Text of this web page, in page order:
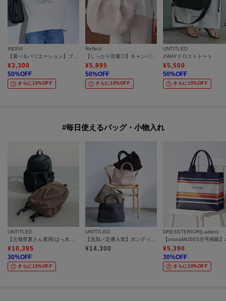
INDIVI
【選べるバリエーション】プリントTシャツ
¥3,300
50%OFF
さらに10%OFF
Reflect
【しっかり容量◎】キャンバス地ボーダートートバッグ
¥5,995
50%OFF
さらに10%OFF
UNTITLED
2WAYドロストトート
¥5,500
50%OFF
さらに15%OFF
#毎日使えるバッグ・小物入れ
UNTITLED
¥10,395
30%OFF
さらに15%OFF
UNTITLED
¥14,300
DRESSTERIOR(Ladies)
¥5,390
30%OFF
さらに10%OFF